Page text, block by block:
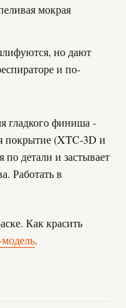
мокрая
но дают
и по-
гладкого финиша -
покрытие (XTC-3D и
по детали и застывает
Работать в
Как красить
.